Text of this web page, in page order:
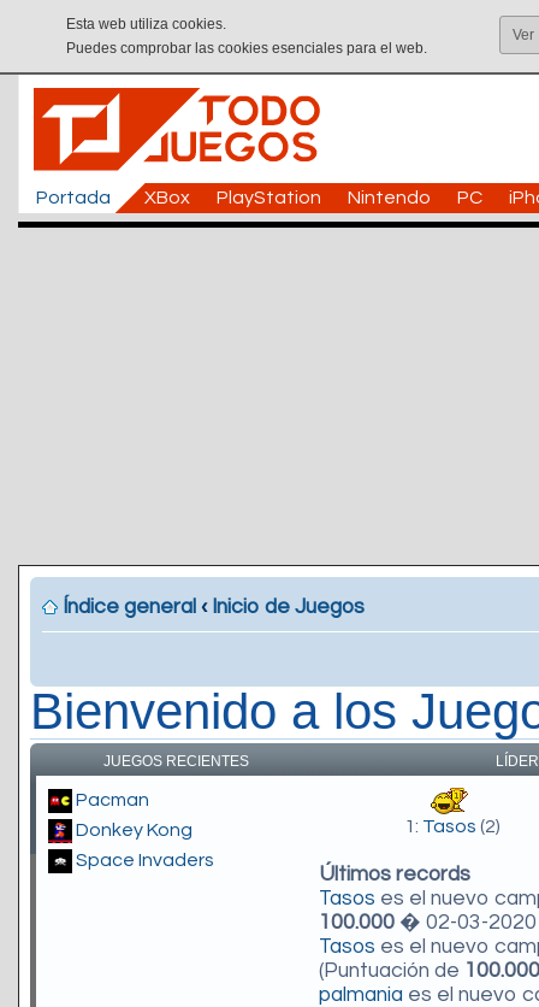
Esta web utiliza cookies.
Puedes comprobar las cookies esenciales para el web.
Ver
Portada XBox PlayStation Nintendo PC
Índice general ‹ Inicio de Juegos
Bienvenido a los
JUEGOS RECIENTES
Pacman
Donkey Kong
Space Invaders
1: Tasos (2)
Últimos records
Tasos es el nuevo
100.000 � 02-03-2020
Tasos es el nuevo
(Puntuación de 100.000
palmania es el nuevo